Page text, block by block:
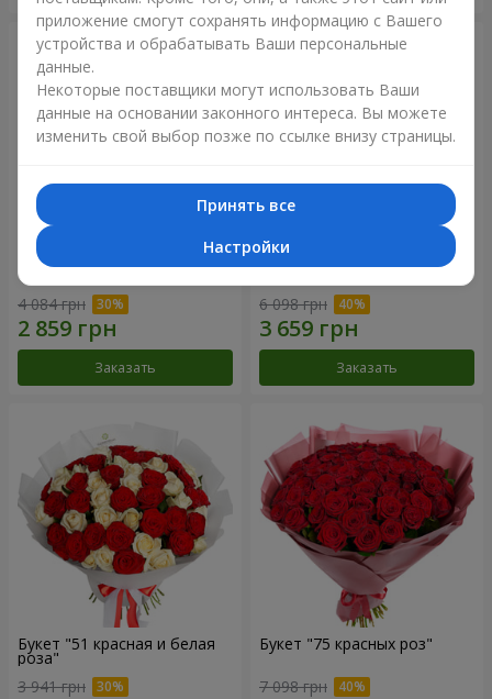
Букет "Нежный оттенок"
4 084 грн
Заказать
Цветы в коробке “Кадриль”
6 098 грн
Заказать
Букет "51 красная и белая
роза"
3 941 грн
Букет "75 красных роз"
7 098 грн
приложение смогут сохранять информацию с Вашего
устройства и обрабатывать Ваши персональные
данные.
Некоторые поставщики могут использовать Ваши
данные на основании законного интереса. Вы можете
изменить свой выбор позже по ссылке внизу страницы.
Принять все
Настройки